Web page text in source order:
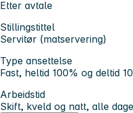
Etter avtale
Stillingstittel
Servitør (matservering)
Type ansettelse
Fast, heltid 100% og deltid
Arbeidstid
Skift, kveld og natt, alle